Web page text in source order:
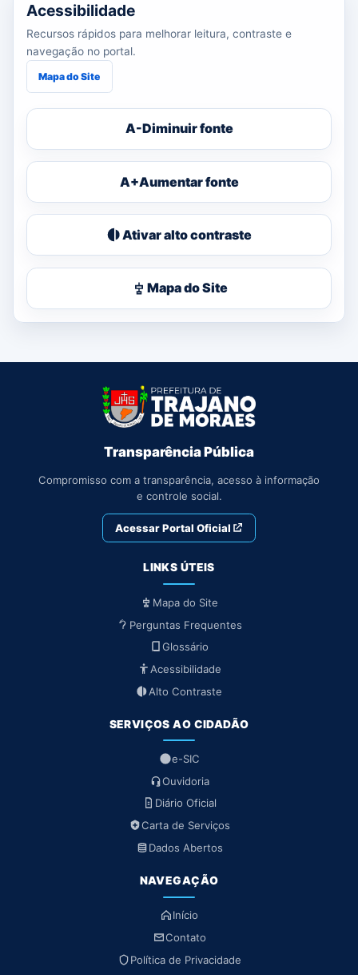
Acessibilidade
Recursos rápidos para melhorar leitura, contraste e
navegação no portal.
Mapa do Site
A-Diminuir fonte
A+Aumentar fonte
Ativar alto contraste
Mapa do Site
Transparência Pública
Compromisso com a transparência, acesso à informação
e controle social.
Acessar Portal Oficial
LINKS ÚTEIS
Mapa do Site
Perguntas Frequentes
Glossário
Acessibilidade
Alto Contraste
SERVIÇOS AO CIDADÃO
e-SIC
Ouvidoria
Diário Oficial
Carta de Serviços
Dados Abertos
NAVEGAÇÃO
Início
Contato
Política de Privacidade